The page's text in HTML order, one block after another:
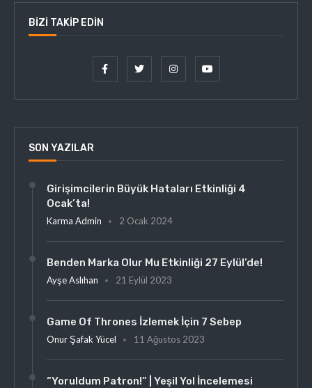
BIZI TAKIP EDIN
SON YAZILAR
Girişimcilerin Büyük Hataları Etkinliği 4
Ocak’ta!
Karma Admin 2 Ocak 2024
Benden Marka Olur Mu Etkinliği 27 Eylül’de!
Ayşe Aslıhan 21 Eylül 2023
Game Of Thrones İzlemek İçin 7 Sebep
Onur Şafak Yücel 11 Ağustos 2023
“Yoruldum Patron!” | Yeşil Yol İncelemesi